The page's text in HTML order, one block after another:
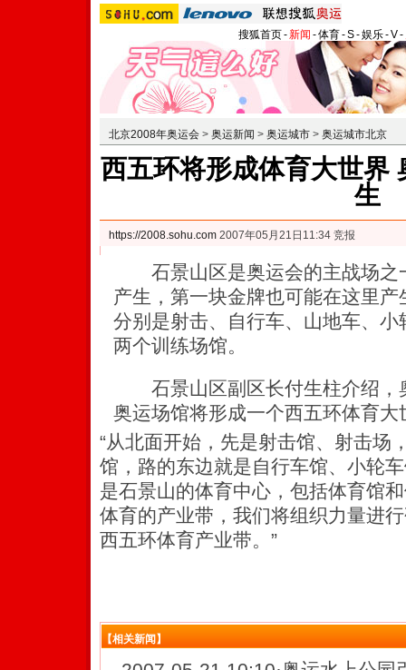
搜狐首页-新闻 -体育-S-娱乐-V-
北京2008年奥运会 > 奥运新闻 > 奥运城市 > 奥运城市北京
西五环将形成体育大世界
生
https://2008.sohu.com 2007年05月21日11:34 竞报
石景山区是奥运会的主战场之
产生，第一块金牌也可能在这里
分别是射击、自行车、山地车、
两个训练场馆。
石景山区副区长付生柱介绍，
奥运场馆将形成一个西五环体育
“从北面开始，先是射击馆、射击场
馆，路的东边就是自行车馆、小轮
是石景山的体育中心，包括体育馆
体育的产业带，我们将组织力量进
西五环体育产业带。”
【相关新闻】